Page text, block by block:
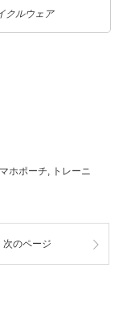
クルウェア
ホポーチ, トレーニ
次のページ